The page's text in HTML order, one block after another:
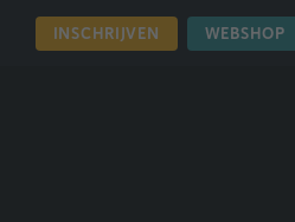
INSCHRIJVEN WEBSHOP